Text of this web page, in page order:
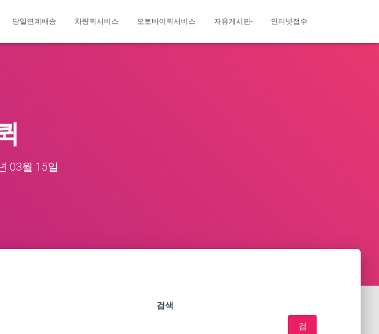
당일연계배송 차량퀵서비스 오토바이퀵서비스 자유게시판- 인터넷접수
03월 15일
검색
검